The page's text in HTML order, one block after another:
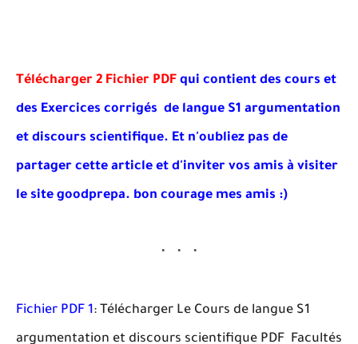
Télécharger 2 Fichier PDF qui contient des cours et
des Exercices corrigés de langue S1 argumentation
et discours scientifique. Et n'oubliez pas de
partager cette article et d'inviter vos amis à visiter
le site goodprepa. bon courage mes amis :)
Fichier PDF 1: Télécharger Le Cours de langue S1
argumentation et discours scientifique PDF Facultés